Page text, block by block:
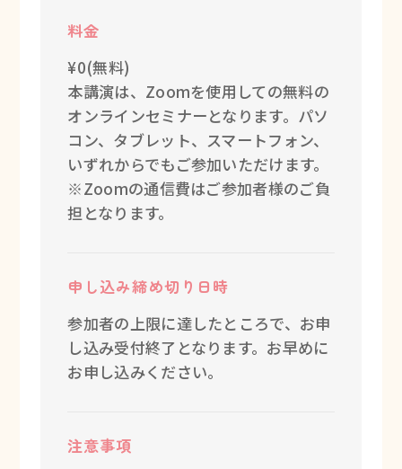
料金
¥0(無料)
本講演は、Zoomを使用しての無料の
オンラインセミナーとなります。パソ
コン、タブレット、スマートフォン、
いずれからでもご参加いただけます。
※Zoomの通信費はご参加者様のご負
担となります。
申し込み締め切り日時
参加者の上限に達したところで、お申
し込み受付終了となります。お早めに
お申し込みください。
注意事項